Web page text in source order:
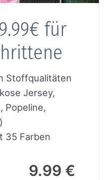
für
Stoffqualitäten
Jersey,
Popeline,
35 Farben
9.99 €